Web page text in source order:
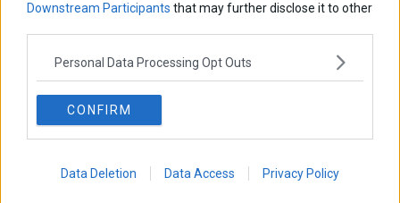
Downstream Participants that may further disclose it to other
Personal Data Processing Opt Outs
CONFIRM
Data Deletion Data Access Privacy Policy
Η αληθινή παιδεία ξεκινά από την ψυχή…
Σταματίνα Σταματάκου